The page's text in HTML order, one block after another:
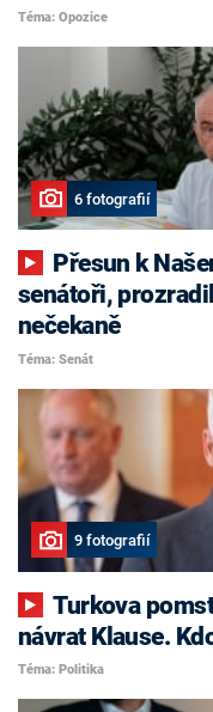
Téma: Opozice
6 fotografií
senátoři,
nečekaně
Téma: Senát
9 fotografií
Turkova pomsta, nekonfliktní Havlíček i
návrat Klause.
Téma: Politika